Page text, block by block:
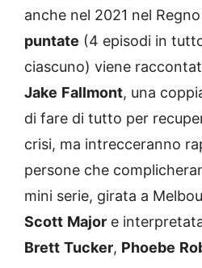
anche nel 2021 nel
puntate (4 episodi in
ciascuno) viene
Jake Fallmont, una
di fare di tutto per
crisi, ma intrecceranno
persone che
mini serie, girata a
Scott Major e
Brett Tucker, Phoebe